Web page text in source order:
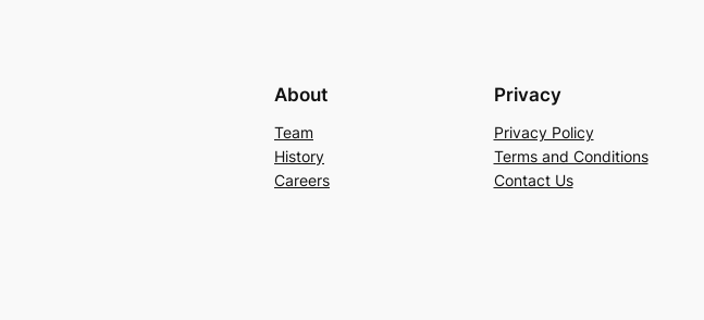
About
Team
History
Careers
Privacy
Privacy Policy
Terms and Conditions
Contact Us